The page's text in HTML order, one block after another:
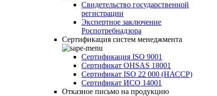
Свидетельство государственной
регистрации
Экспертное заключение
Роспотребнадзора
Сертификация систем менеджмента
Сертификация ISO 9001
Сертификат OHSAS 18001
Сертификат ISO 22 000 (НАССР)
Сертификат ИСО 14001
Отказное письмо на продукцию